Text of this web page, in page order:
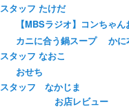
スタッフ たけだ
【MBSラジオ】コンちゃん
カニに合う鍋スープ
かに
スタッフ なおこ
おせち
スタッフ なかじま
お店レビュー